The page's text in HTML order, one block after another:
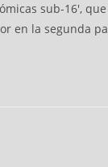
sub-16',
en la segunda